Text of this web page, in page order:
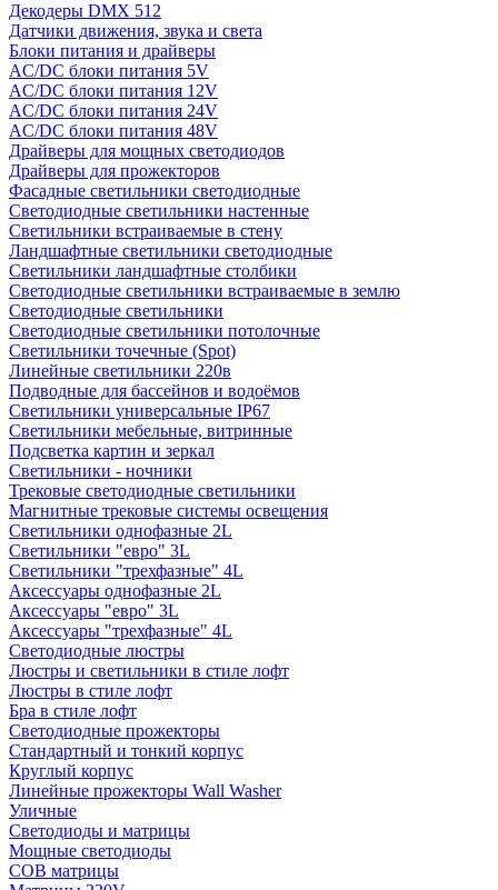
Декодеры DMX 512
Датчики движения, звука и света
Блоки питания и драйверы
AC/DC блоки питания 5V
AC/DC блоки питания 12V
AC/DC блоки питания 24V
AC/DC блоки питания 48V
Драйверы для мощных светодиодов
Драйверы для прожекторов
Фасадные светильники светодиодные
Светодиодные светильники настенные
Светильники встраиваемые в стену
Ландшафтные светильники светодиодные
Светильники ландшафтные столбики
Светодиодные светильники встраиваемые в землю
Светодиодные светильники
Светодиодные светильники потолочные
Светильники точечные (Spot)
Линейные светильники 220в
Подводные для бассейнов и водоёмов
Светильники универсальные IP67
Светильники мебельные, витринные
Подсветка картин и зеркал
Светильники - ночники
Трековые светодиодные светильники
Магнитные трековые системы освещения
Светильники однофазные 2L
Светильники "евро" 3L
Светильники "трехфазные" 4L
Аксессуары однофазные 2L
Аксессуары "евро" 3L
Аксессуары "трехфазные" 4L
Светодиодные люстры
Люстры и светильники в стиле лофт
Люстры в стиле лофт
Бра в стиле лофт
Светодиодные прожекторы
Стандартный и тонкий корпус
Круглый корпус
Линейные прожекторы Wall Washer
Уличные
Светодиоды и матрицы
Мощные светодиоды
COB матрицы